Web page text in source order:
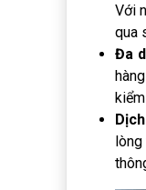
Với
qua
Đa
lòng